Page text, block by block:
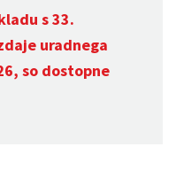
s 33.
uradnega
so dostopne